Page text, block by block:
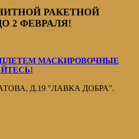
РАКЕТНОЙ
2 ФЕВРАЛЯ!
МАСКИРОВОЧНЫЕ
Д.19 "ЛАВКА ДОБРА".